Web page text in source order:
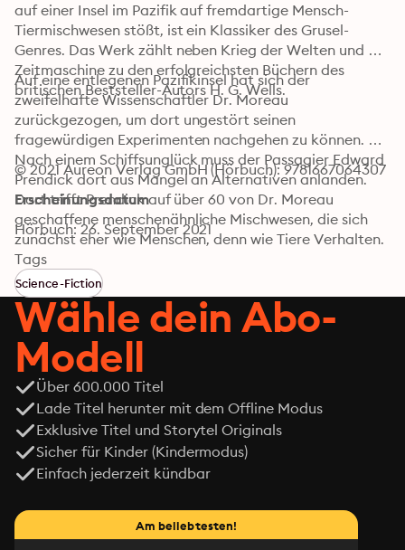
auf einer Insel im Pazifik auf fremdartige Mensch-
Tiermischwesen stößt, ist ein Klassiker des Grusel-
Genres. Das Werk zählt neben Krieg der Welten und Die
Zeitmaschine zu den erfolgreichsten Büchern des
britischen Beststeller-Autors H. G. Wells.
Auf eine entlegenen Pazifikinsel hat sich der
zweifelhafte Wissenschaftler Dr. Moreau
zurückgezogen, um dort ungestört seinen
fragewürdigen Experimenten nachgehen zu können.
Nach einem Schiffsunglück muss der Passagier Edward
Prendick dort aus Mangel an Alternativen anlanden.
Dort trifft Prendick auf über 60 von Dr. Moreau
geschaffene menschenähnliche Mischwesen, die sich
zunächst eher wie Menschen, denn wie Tiere Verhalten.
Im Verlauf seines Aufenthalts auf der Insel fallen die
bizarren Wesen aber mehr und mehr in ihren tierischen
Urzustand zurück. Dr. Moreau, ihr Schöpfer, wird zum
ersten menschlichen Opfer ihrer aufkommenden
Mordlust.
© 2021 Aureon Verlag GmbH (Hörbuch): 9781667064307
Erscheinungsdatum
Hörbuch: 26. September 2021
Tags
Science-Fiction
Wähle dein Abo-
Modell
Über 600.000 Titel
Lade Titel herunter mit dem Offline Modus
Exklusive Titel und Storytel Originals
Sicher für Kinder (Kindermodus)
Einfach jederzeit kündbar
Am beliebtesten!